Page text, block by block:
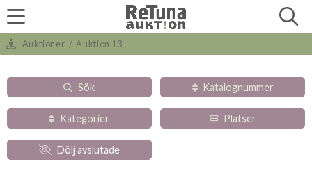
Auktioner / Auktion 13
Sök Katalognummer
Kategorier Platser
Dölj avslutade